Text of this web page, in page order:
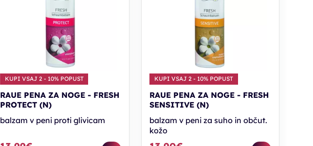
KUPI VSAJ 2 - 10% POPUST
RAUE PENA ZA NOGE - FRESH
PROTECT (N)
balzam v peni proti glivicam
KUPI VSAJ 2 - 10% POPUST
RAUE PENA ZA NOGE - FRESH
SENSITIVE (N)
balzam v peni za suho in občut.
kožo